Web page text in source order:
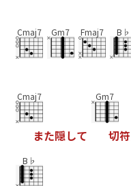
Cmaj7 Gm7 Fmaj7 B♭
Cmaj7
また隠して
Gm7
切符
B♭